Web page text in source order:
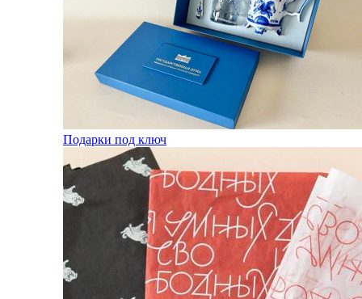
Подарки под ключ